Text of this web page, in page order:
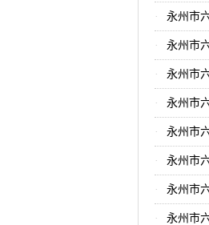
永州市
永州市
永州市
永州市
永州市
永州市
永州市
永州市